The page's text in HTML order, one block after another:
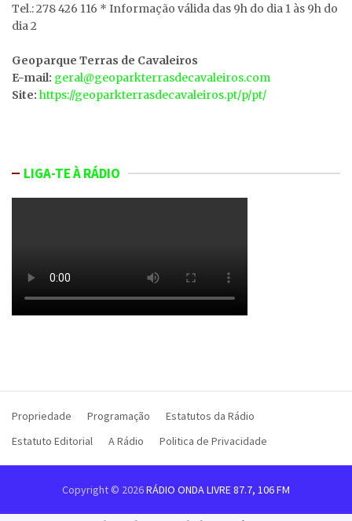
Tel.: 278 426 116 * Informação válida das 9h do dia 1 às 9h do
dia 2
Geoparque Terras de Cavaleiros
E-mail: geral@geoparkterrasdecavaleiros.com
Site: https://geoparkterrasdecavaleiros.pt/p/pt/
LIGA-TE À RÁDIO
Propriedade Programação
Estatutos da Rádio
Estatuto Editorial
A Rádio Politica de Privacidade
Copyright © 2026RÁDIO ONDA LIVRE 87.7, 106 FM